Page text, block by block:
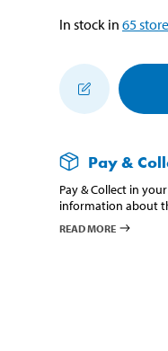
In stock in 65store
Pay &
Pay & Collect in
information about
READ MORE